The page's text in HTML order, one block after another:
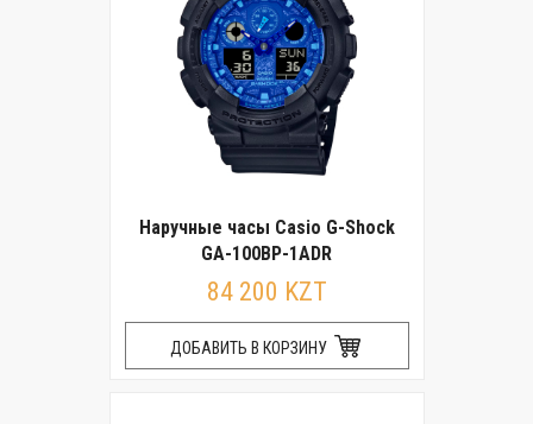
Наручные часы Casio G-Shock
GA-100BP-1ADR
84 200 KZT
ДОБАВИТЬ В КОРЗИНУ